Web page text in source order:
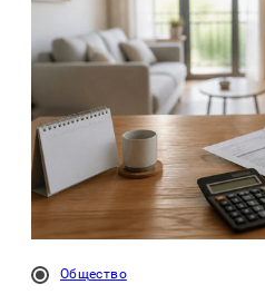
Общество